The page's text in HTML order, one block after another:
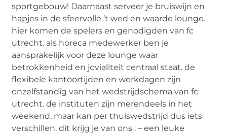
sportgebouw! Daarnaast serveer je bruiswijn en
hapjes in de sfeervolle ’t wed en waarde lounge.
hier komen de spelers en genodigden van fc
utrecht. als horeca medewerker ben je
aansprakelijk voor deze lounge waar
betrokkenheid en jovialiteit centraal staat. de
flexibele kantoortijden en werkdagen zijn
onzelfstandig van het wedstrijdschema van fc
utrecht. de instituten zijn merendeels in het
weekend, maar kan per thuiswedstrijd dus iets
verschillen. dit krijg je van ons : – een leuke